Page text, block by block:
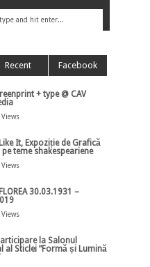
Recent Facebook
+ type @ CAV
Views
It, Expoziție de Grafică
pe teme shakespeariene
Views
30.03.1931 –
Views
la Salonul
al Sticlei ”Formă și Lumină